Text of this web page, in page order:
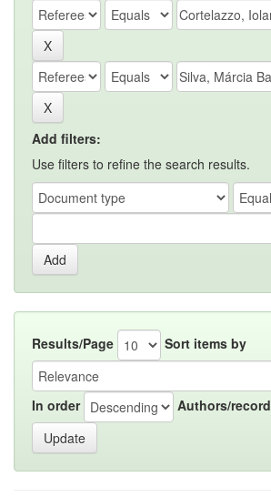
Add filters:
Use filters to refine the search results.
Results/Page Sort items by
In order Authors/record